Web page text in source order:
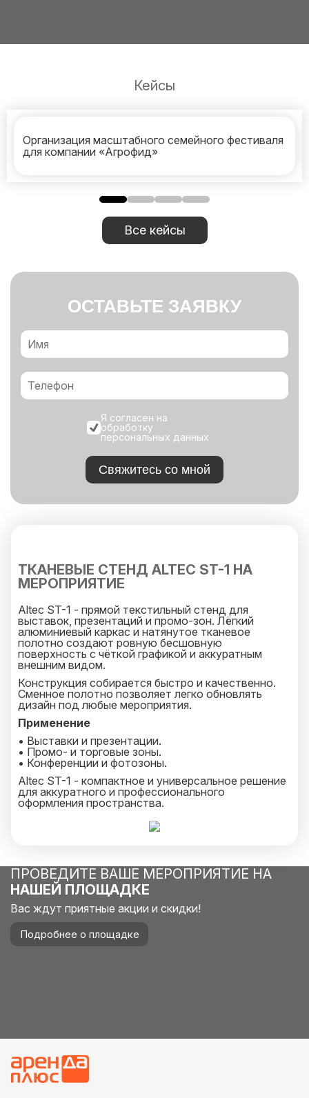
Кейсы
Организация масштабного семейного фестиваля
для компании «Агрофид»
Все кейсы
ОСТАВЬТЕ ЗАЯВКУ
Я согласен на
обработку
персональных данных
Свяжитесь со мной
ТКАНЕВЫЕ СТЕНД ALTEC ST-1 НА
МЕРОПРИЯТИЕ
Altec ST-1 - прямой текстильный стенд для
выставок, презентаций и промо-зон. Лёгкий
алюминиевый каркас и натянутое тканевое
полотно создают ровную бесшовную
поверхность с чёткой графикой и аккуратным
внешним видом.
Конструкция собирается быстро и качественно.
Сменное полотно позволяет легко обновлять
дизайн под любые мероприятия.
Применение
• Выставки и презентации.
• Промо- и торговые зоны.
• Конференции и фотозоны.
Altec ST-1 - компактное и универсальное решение
для аккуратного и профессионального
оформления пространства.
ПРОВЕДИТЕ ВАШЕ МЕРОПРИЯТИЕ НА
НАШЕЙ ПЛОЩАДКЕ
Вас ждут приятные акции и скидки!
Подробнее о площадке